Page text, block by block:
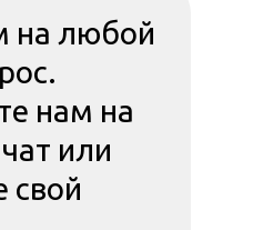
на любой
нам на
или
свой